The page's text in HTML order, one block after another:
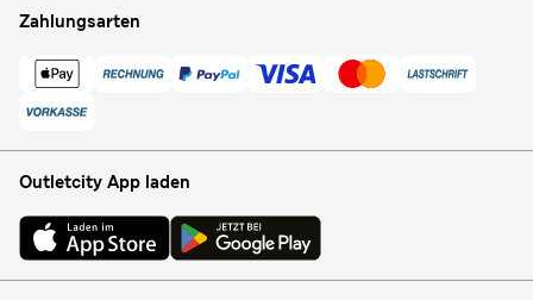
Zahlungsarten
Outletcity App laden